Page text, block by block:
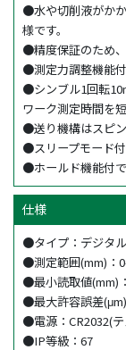
●水や切削液がか
様です。
●精度保証のため
●測定力調整機能付
●シンブル1回転
ワーク測定時間を短
●送り機構はスピン
●スリープモード付
●ホールド機能付で
仕様
●タイプ：デジタル
●測定範囲(mm)：
●最小読取値(mm)
●最大許容誤差
●電源：CR2032(
●IP等級：67